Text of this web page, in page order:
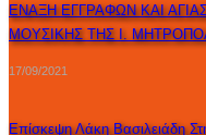
ΕΝΑΞΗ ΕΓΓΡΑΦΩΝ ΚΑΙ
ΜΟΥΣΙΚΗΣ ΤΗΣ Ι.
17/09/2021
Επίσκεψη Λάκη Βασιλειάδη